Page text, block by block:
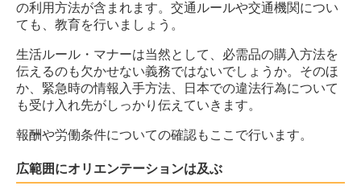
の利用方法が含まれます。交通ルールや交通機関につい
ても、教育を行いましょう。
生活ルール・マナーは当然として、必需品の購入方法を
伝えるのも欠かせない義務ではないでしょうか。そのほ
か、緊急時の情報入手方法、日本での違法行為について
も受け入れ先がしっかり伝えていきます。
報酬や労働条件についての確認もここで行います。
広範囲にオリエンテーションは及ぶ